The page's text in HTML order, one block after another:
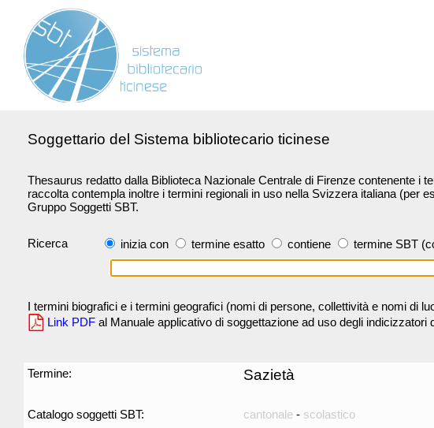
Soggettario del Sistema bibliotecario ticinese
Thesaurus redatto dalla Biblioteca Nazionale Centrale di Firenze contenente i
raccolta contempla inoltre i termini regionali in uso nella Svizzera italiana (per
Gruppo Soggetti SBT.
Ricerca inizia con termine esatto contiene termine SBT
I termini biografici e i termini geografici (nomi di persone, collettività e nomi di
Link PDF al Manuale applicativo di soggettazione ad uso degli indicizzatori
Termine: Sazietà
Catalogo soggetti SBT: cantonale - scolastico